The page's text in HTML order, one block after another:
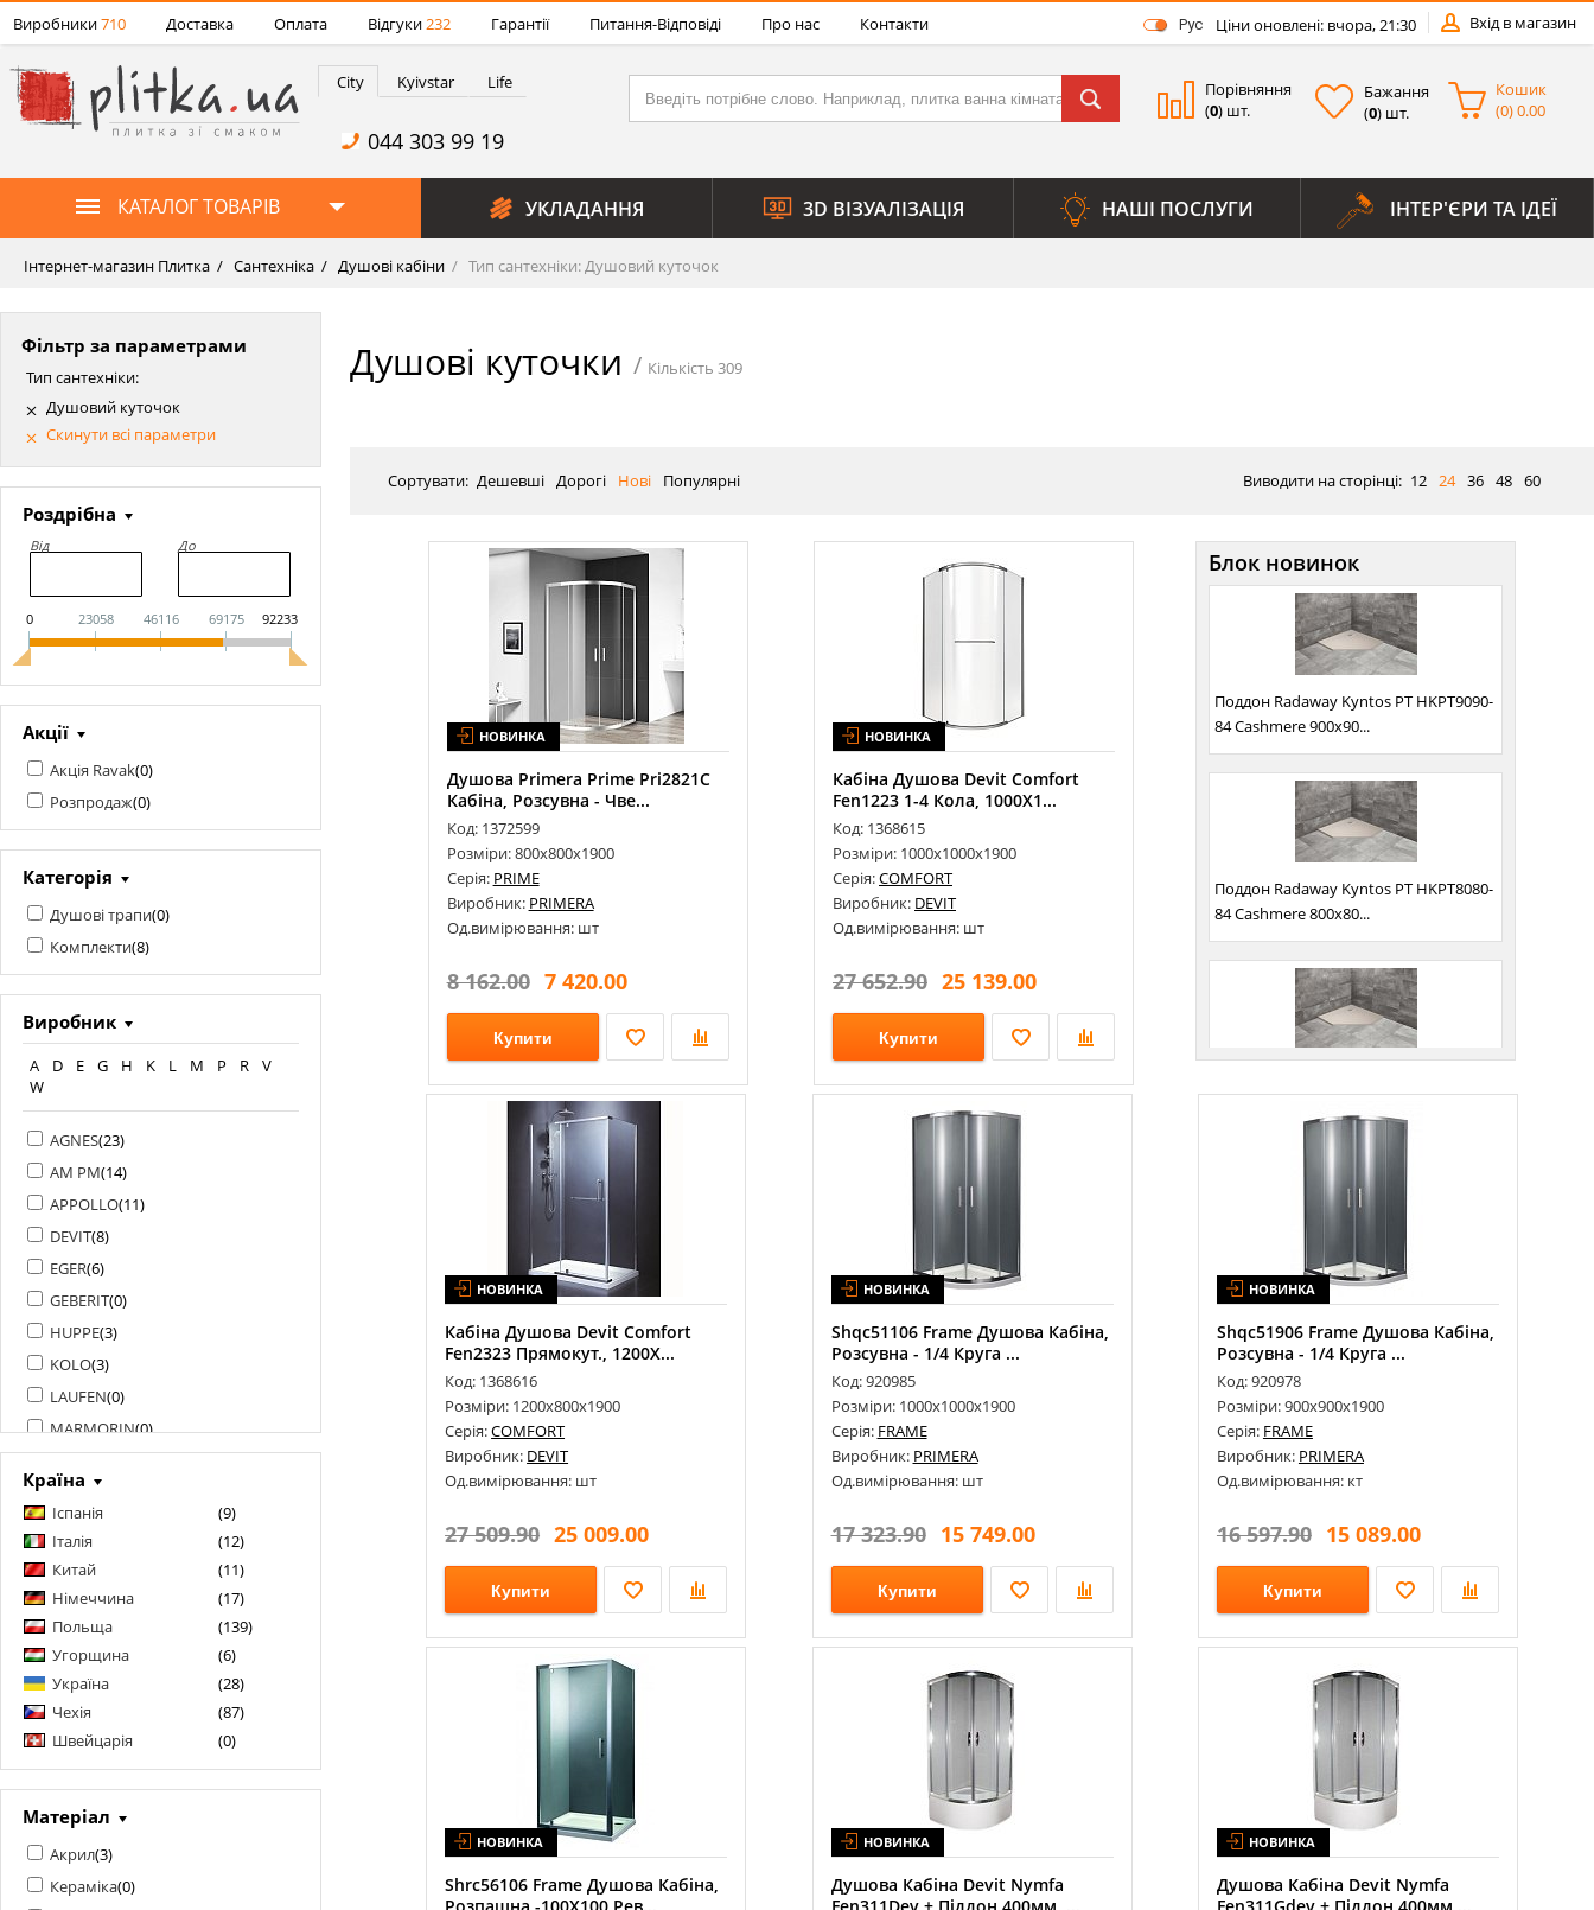
Виробники710 Доставка Оплата Відгуки232 Гарантії Питання-Відповіді Про нас Контакти Ціни оновлені: вчора, 21:30 Вхід в магазин
Рус
City Kyivstar Life
044 303 99 19
Порівняння
(0) шт.
Бажання
(0) шт.
Кошик
(0)0.00
КАТАЛОГ ТОВАРІВ УКЛАДАННЯ 3D ВІЗУАЛІЗАЦІЯ НАШІ ПОСЛУГИ ІНТЕР'ЄРИ ТА ІДЕЇ
Інтернет-магазин Плитка Сантехніка Душові кабіни Тип сантехніки: Душовий куточок
Фільтр за параметрами
Тип сантехніки:
Душовий куточок
Скинути всі параметри
Роздрібна
Від До
0 23058 46116 69175 92233
Акції
Акція Ravak(0)
Розпродаж(0)
Категорія
Душові трапи(0)
Комплекти(8)
Виробник
A D E G H K L M P R
V
W
AGNES(23)
AM PM(14)
APPOLLO(11)
DEVIT(8)
EGER(6)
GEBERIT(0)
HUPPE(3)
KOLO(3)
LAUFEN(0)
MARMORIN(0)
MIRAGGIO(0)
PRIMERA
RADAWAY
REA
ROCA (1)
VOLLE(8)
WAVE GLASS
WESTON
Країна
Іспанія (9)
Італія
(12)
Китай
(11)
Німеччина
(17)
Польща
(139)
Угорщина
(6)
Україна
(28)
Чехія
(87)
Швейцарія
(0)
Матеріал
Акрил(3)
Кераміка(0)
Душові куточки Кількість 309
Сортувати: Дешевші Дорогі Нові Популярні Виводити на сторінці: 12 24 36 48 60
НОВИНКА
Душова Primera Prime Pri2821C
Кабіна, Розсувна - Чве...
Код: 1372599
Розміри: 800х800х1900
Серія: PRIME
Виробник: PRIMERA
Од.вимірювання: шт
8 162.00 7 420.00
Купити
НОВИНКА
Кабіна Душова Devit Comfort
Fen1223 1-4 Кола, 1000Х1...
Код: 1368615
Розміри: 1000х1000х1900
Серія:COMFORT
Виробник: DEVIT
Од.вимірювання: шт
27 652.90 25 139.00
Купити
Блок новинок
Поддон Radaway Kyntos PT HKPT9090-
84 Cashmere 900x90...
Поддон Radaway Kyntos PT HKPT8080-
84 Cashmere 800x80...
0-84 Cashmere 1000...
Поддон Radaway Kyntos F HKF9080-84
Cashmere 900x800
НОВИНКА
Кабіна Душова Devit Comfort
Fen2323 Прямокут., 1200Х...
Код: 1368616
Розміри: 1200х800х1900
Серія:COMFORT
Виробник: DEVIT
Од.вимірювання: шт
27 509.90 25 009.00
Купити
НОВИНКА
Shqc51106 Frame Душова Кабіна,
Розсувна - 1/4 Круга ...
Код: 920985
Розміри: 1000х1000х1900
Серія: FRAME
Виробник: PRIMERA
Од.вимірювання: шт
17 323.90 15 749.00
Купити
НОВИНКА
Shqc51906 Frame Душова Кабіна,
Розсувна - 1/4 Круга ...
Код: 920978
Розміри: 900х900х1900
Серія: FRAME
Виробник: PRIMERA
Од.вимірювання: кт
16 597.90 15 089.00
Купити
НОВИНКА
Shrc56106 Frame Душова Кабіна,
НОВИНКА
Душова Кабіна Devit Nymfa
НОВИНКА
Душова Кабіна Devit Nymfa